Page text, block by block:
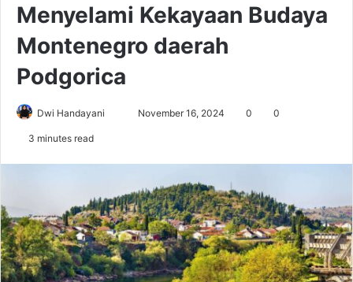
Menyelami Kekayaan Budaya
Montenegro daerah
Podgorica
Dwi Handayani
n
e
m
a
November 16, 2024 0 0
3 minutes read